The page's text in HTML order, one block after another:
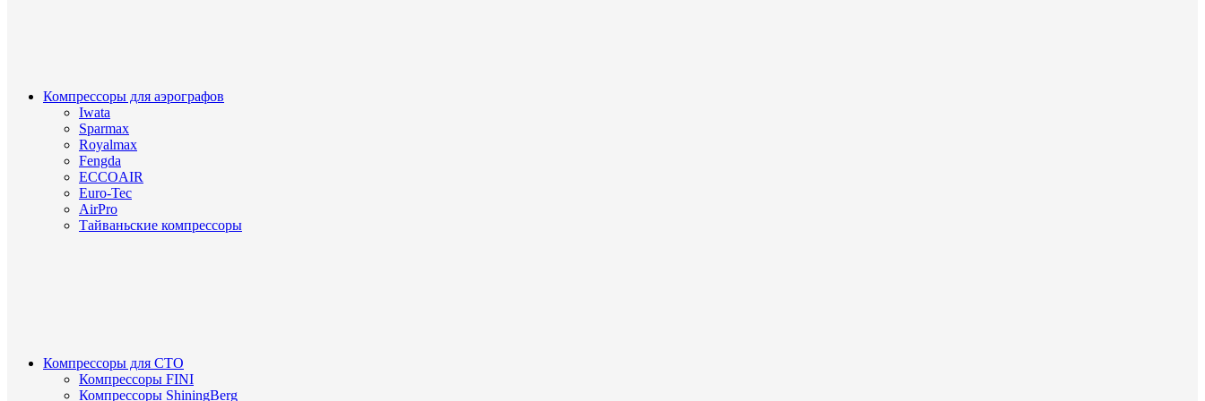
Компрессоры для аэрографов
Iwata
Sparmax
Royalmax
Fengda
ECCOAIR
Euro-Tec
AirPro
Тайваньские компрессоры
Компрессоры для СТО
Компрессоры FINI
Компрессоры ShiningBerg